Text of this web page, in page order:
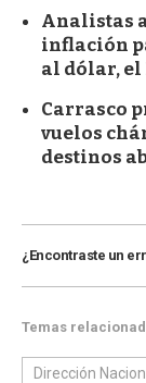
Analistas
inflación
al dólar, el
Carrasco
vuelos
destinos
¿Encontraste un
Temas
Dirección